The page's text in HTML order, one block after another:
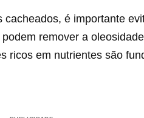
é importante
remover a
ricos em nutrientes são